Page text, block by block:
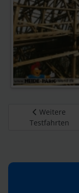
Vorheriger
Weitere
Testfahrten